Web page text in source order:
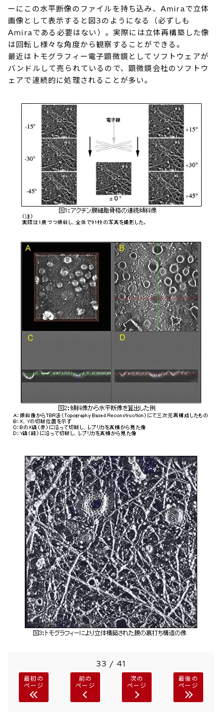
ーにこの水平断像のファイルを持ち込み、Amiraで立体
画像として表示すると図3のようになる（必ずしも
Amiraである必要はない）。実際には立体再構築した像
は回転し様々な角度から観察することができる。
最近はトモグラフィー電子顕微鏡としてソフトウェアが
バンドルして売られているので、顕微鏡会社のソフトウ
ェアで連続的に処理されることが多い。
前の
ページ
最初の
ページ
33 / 41
次の
ページ
最後の
ページ